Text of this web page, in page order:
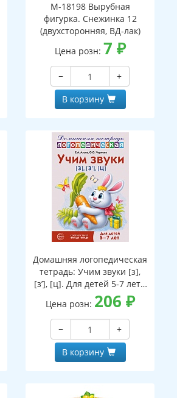
М-18198 Вырубная
фигурка. Снежинка 12
(двухсторонняя, ВД-лак)
Цена розн: 7 ₽
−
+
В корзину
Домашняя логопедическая
тетрадь: Учим звуки [з],
[з’], [ц]. Для детей 5-7 лет -
3-е изд.
Цена розн: 206 ₽
−
+
В корзину